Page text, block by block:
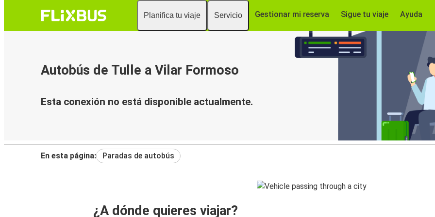
Planifica tu viaje Servicio Gestionar mi reserva Sigue tu viaje Ayuda
Autobús de Tulle a Vilar Formoso
Esta conexión no está disponible actualmente.
En esta página: Paradas de autobús
¿A dónde quieres viajar?